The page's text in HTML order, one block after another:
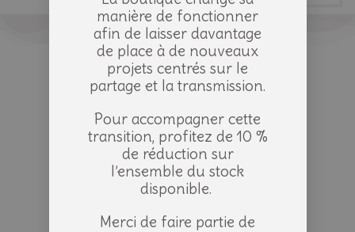
manière de fonctionner
afin de laisser davantage
de place à de nouveaux
projets centrés sur le
partage et la transmission.
Pour accompagner cette
transition, profitez de 10 %
de réduction sur
l’ensemble du stock
disponible.
Merci de faire partie de